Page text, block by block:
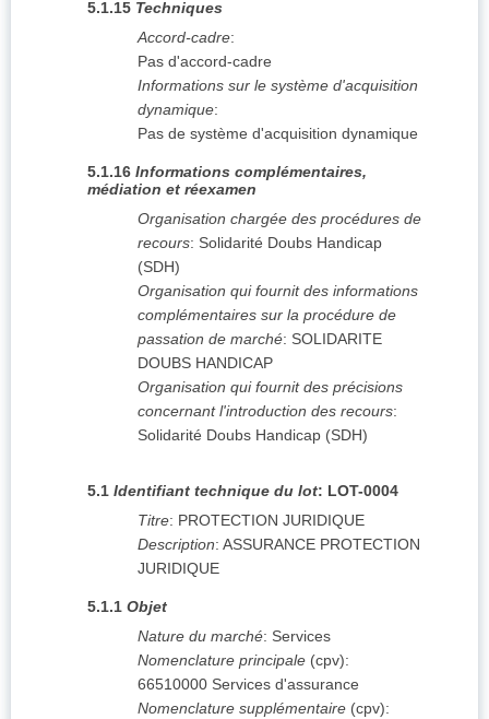
5.1.15 Techniques
Accord-cadre:
Pas d'accord-cadre
Informations sur le système d'acquisition
dynamique:
Pas de système d'acquisition dynamique
5.1.16 Informations complémentaires,
médiation et réexamen
Organisation chargée des procédures de
recours: Solidarité Doubs Handicap
(SDH)
Organisation qui fournit des informations
complémentaires sur la procédure de
passation de marché: SOLIDARITE
DOUBS HANDICAP
Organisation qui fournit des précisions
concernant l'introduction des recours:
Solidarité Doubs Handicap (SDH)
5.1 Identifiant technique du lot: LOT-0004
Titre: PROTECTION JURIDIQUE
Description: ASSURANCE PROTECTION
JURIDIQUE
5.1.1 Objet
Nature du marché: Services
Nomenclature principale (cpv):
66510000 Services d'assurance
Nomenclature supplémentaire (cpv):